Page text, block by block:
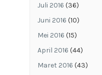
Juli 2016 (36)
Juni 2016 (10)
Mei 2016 (15)
April 2016 (44)
Maret 2016 (43)